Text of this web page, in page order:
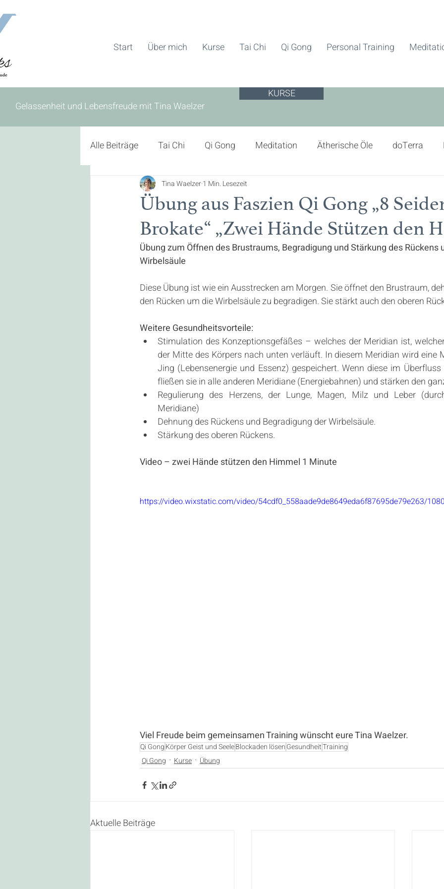
Start Über mich Kurse Tai Chi Qi Gong Personal Training
Gelassenheit und Lebensfreude mit Tina Waelzer
KURSE
Alle Beiträge Tai Chi Qi Gong Meditation Ätherische Öle doTerra
Wohlbefinden MBSR Gesundheit und Wellness
Stoffwechsel 8 Seidene Brokate Body-Scan Energie Coach Übung
Dezember Special
Übung aus Faszien Qi Gong „8
Brokate“ „Zwei Hände Stützen den
Tina Waelzer1 Min. Lesezeit
Übung zum Öffnen des Brustraums, Begradigung und Stärkung des Rückens
Wirbelsäule
Diese Übung ist wie ein Ausstrecken am Morgen. Sie öffnet den Brustraum,
den Rücken um die Wirbelsäule zu begradigen. Sie stärkt auch den oberen
Weitere Gesundheitsvorteile:
Stimulation des Konzeptionsgefäßes – welches der Meridian ist,
der Mitte des Körpers nach unten verläuft. In diesem Meridian wird eine
Jing (Lebensenergie und Essenz) gespeichert. Wenn diese im
fließen sie in alle anderen Meridiane (Energiebahnen) und stärken den
Regulierung des Herzens, der Lunge, Magen, Milz und Leber
Meridiane)
Dehnung des Rückens und Begradigung der Wirbelsäule.
Stärkung des oberen Rückens.
Video – zwei Hände stützen den Himmel 1 Minute
https://video.wixstatic.com/video/54cdf0_558aade9de8649eda6f87695de79e263/
Viel Freude beim gemeinsamen Training wünscht eure Tina Waelzer.
Qi GongKörper Geist und SeeleBlockaden lösenGesundheitTraining
Qi Gong
Kurse Übung
Aktuelle Beiträge